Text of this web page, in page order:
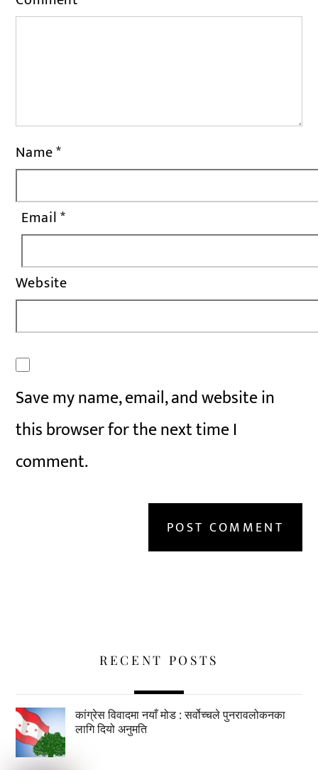
Name*
Email*
Website
Save my name, email, and website in
this browser for the next time I
comment.
RECENT POSTS
कांग्रेस विवादमा नयाँ मोड : सर्वोच्चले पुनरावलोकनका
लागि दियो अनुमति